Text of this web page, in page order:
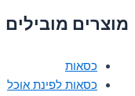
מוצרים מובילים
כסאות
כסאות לפינת אוכל